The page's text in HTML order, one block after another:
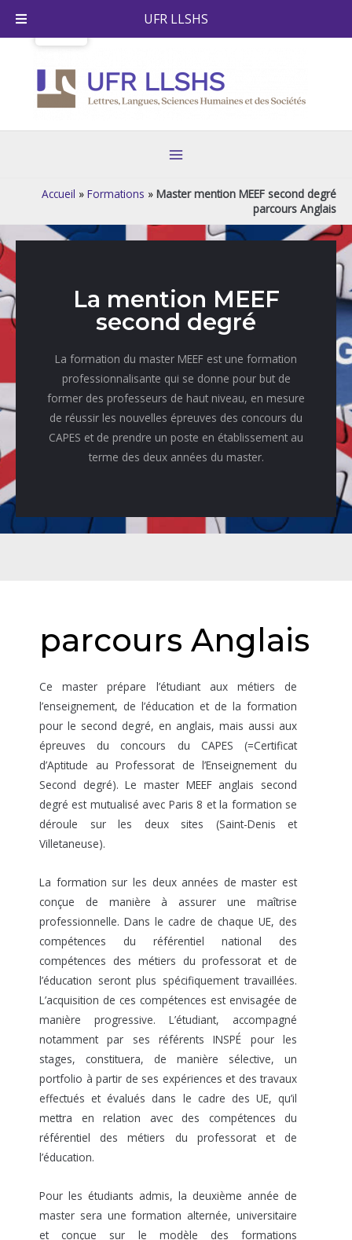
Menu
Accueil » Formations » Master mention MEEF second degré
parcours Anglais
La mention MEEF
second degré
La formation du master MEEF est une formation
professionnalisante qui se donne pour but de
former des professeurs de haut niveau, en mesure
de réussir les nouvelles épreuves des concours du
CAPES et de prendre un poste en établissement au
terme des deux années du master.
parcours Anglais
Ce master prépare l’étudiant aux métiers de
l’enseignement, de l’éducation et de la formation
pour le second degré, en anglais, mais aussi aux
épreuves du concours du CAPES (=Certificat
d’Aptitude au Professorat de l’Enseignement du
Second degré). Le master MEEF anglais second
degré est mutualisé avec Paris 8 et la formation se
déroule sur les deux sites (Saint-Denis et
Villetaneuse).
La formation sur les deux années de master est
conçue de manière à assurer une maîtrise
professionnelle. Dans le cadre de chaque UE, des
compétences du référentiel national des
compétences des métiers du professorat et de
l’éducation seront plus spécifiquement travaillées.
L’acquisition de ces compétences est envisagée de
manière progressive. L’étudiant, accompagné
notamment par ses référents INSPÉ pour les
stages, constituera, de manière sélective, un
portfolio à partir de ses expériences et des travaux
effectués et évalués dans le cadre des UE, qu’il
mettra en relation avec des compétences du
référentiel des métiers du professorat et de
l’éducation.
Pour les étudiants admis, la deuxième année de
master sera une formation alternée, universitaire
et conçue sur le modèle des formations
UFR LLSHS